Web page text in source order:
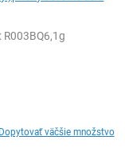
: R003BQ6,1g
Dopytovať väčšie množstvo